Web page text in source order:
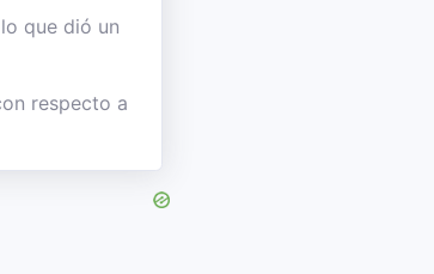
que dió un
respecto a